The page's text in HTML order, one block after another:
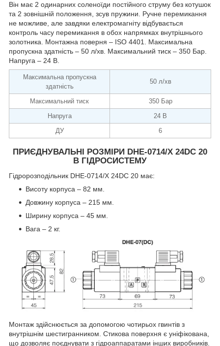
Він має 2 одинарних соленоїди постійного струму без котушок
та 2 зовнішній положення, зсув пружини. Ручне перемикання
не можливе, але завдяки електромагніту відбувається
контроль часу перемикання в обох напрямках внутрішнього
золотника. Монтажна поверня – ISO 4401. Максимальна
пропускна здатність – 50 л/хв. Максимальний тиск – 350 Бар.
Напруга – 24 В.
Максимальна пропускна
здатність
50 л/хв
Максимальний тиск
350 Бар
Напруга
24 В
ДУ
6
ПРИЄДНУВАЛЬНІ РОЗМІРИ DHE-0714/X 24DC 20
В ГІДРОСИСТЕМУ
Гідророзподільник DHE-0714/X 24DC 20 має:
Висоту корпуса – 82 мм.
Довжину корпуса – 215 мм.
Ширину корпуса – 45 мм.
Вага – 2 кг.
Монтаж здійснюється за допомогою чотирьох гвинтів з
внутрішнім шестигранником. Стикова поверхня є уніфікована,
що дозволяє поєднувати з гідроаппаратами інших виробників.